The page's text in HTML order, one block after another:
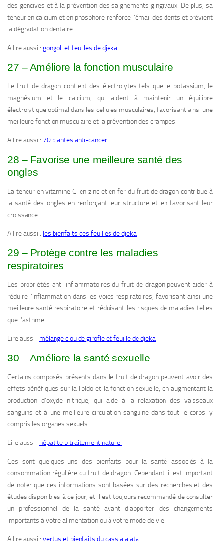
des gencives et à la prévention des saignements gingivaux. De plus, sa
teneur en calcium et en phosphore renforce l’émail des dents et prévient
la dégradation dentaire.
A lire aussi : gongoli et feuilles de djeka
27 – Améliore la fonction musculaire
Le fruit de dragon contient des électrolytes tels que le potassium, le
magnésium et le calcium, qui aident à maintenir un équilibre
électrolytique optimal dans les cellules musculaires, favorisant ainsi une
meilleure fonction musculaire et la prévention des crampes.
A lire aussi : 70 plantes anti-cancer
28 – Favorise une meilleure santé des
ongles
La teneur en vitamine C, en zinc et en fer du fruit de dragon contribue à
la santé des ongles en renforçant leur structure et en favorisant leur
croissance.
A lire aussi : les bienfaits des feuilles de djeka
29 – Protège contre les maladies
respiratoires
Les propriétés anti-inflammatoires du fruit de dragon peuvent aider à
réduire l’inflammation dans les voies respiratoires, favorisant ainsi une
meilleure santé respiratoire et réduisant les risques de maladies telles
que l’asthme.
Lire aussi : mélange clou de girofle et feuille de djeka
30 – Améliore la santé sexuelle
Certains composés présents dans le fruit de dragon peuvent avoir des
effets bénéfiques sur la libido et la fonction sexuelle, en augmentant la
production d’oxyde nitrique, qui aide à la relaxation des vaisseaux
sanguins et à une meilleure circulation sanguine dans tout le corps, y
compris les organes sexuels.
Lire aussi : hépatite b traitement naturel
Ces sont quelques-uns des bienfaits pour la santé associés à la
consommation régulière du fruit de dragon. Cependant, il est important
de noter que ces informations sont basées sur des recherches et des
études disponibles à ce jour, et il est toujours recommandé de consulter
un professionnel de la santé avant d’apporter des changements
importants à votre alimentation ou à votre mode de vie.
A lire aussi : vertus et bienfaits du cassia alata